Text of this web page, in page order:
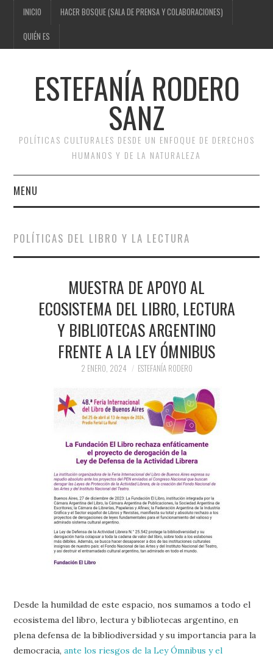
INICIO HACER BOSQUE (SALA DE PRENSA Y COLABORACIONES)
QUIÉN ES
ESTEFANÍA RODERO
SANZ
POLÍTICAS CULTURALES DESDE UN ENFOQUE DE DERECHOS
HUMANOS Y DE LA NATURALEZA
MENU
HACER BOSQUE (SALA DE
COLABORACIONES)
QUIÉN ES
POLÍTICAS DEL LIBRO Y LA LECTURA
MUESTRA DE APOYO AL
ECOSISTEMA DEL LIBRO, LECTURA
Y BIBLIOTECAS ARGENTINO
FRENTE A LA LEY ÓMNIBUS
2 ENERO, 2024 ESTEFANÍA RODERO
Desde la humildad de este espacio, nos sumamos a todo el
ecosistema del libro, lectura y bibliotecas argentino, en
plena defensa de la bibliodiversidad y su importancia para la
democracia,ante los riesgos de la Ley Ómnibus y el